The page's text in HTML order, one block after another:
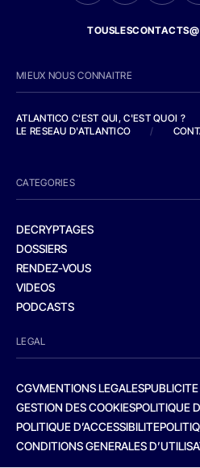
MIEUX NOUS CONNAITRE
ATLANTICO C'EST QUI, C'EST QUOI ?
LE RESEAU D'ATLANTICO
/
CATEGORIES
DECRYPTAGES
DOSSIERS
RENDEZ-VOUS
VIDEOS
PODCASTS
LEGAL
CGVMENTIONS LEGALES
GESTION DES COOKIESPOLITIQUE
POLITIQUE D’ACCESSIBILITE
CONDITIONS GENERALES